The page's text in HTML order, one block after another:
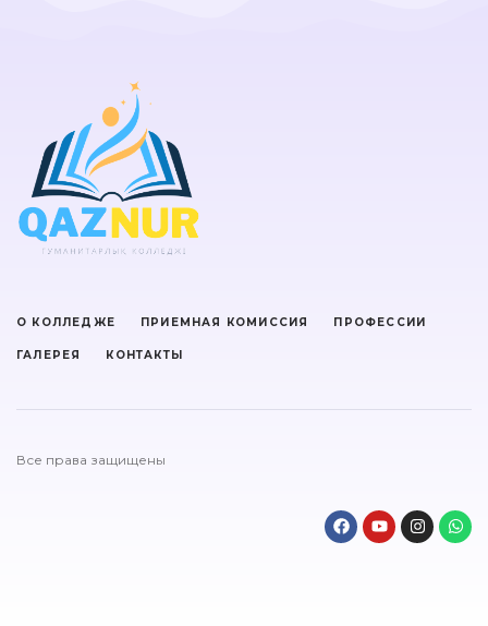
О КОЛЛЕДЖЕ ПРИЕМНАЯ КОМИССИЯ ПРОФЕССИИ
ГАЛЕРЕЯ КОНТАКТЫ
Все права защищены